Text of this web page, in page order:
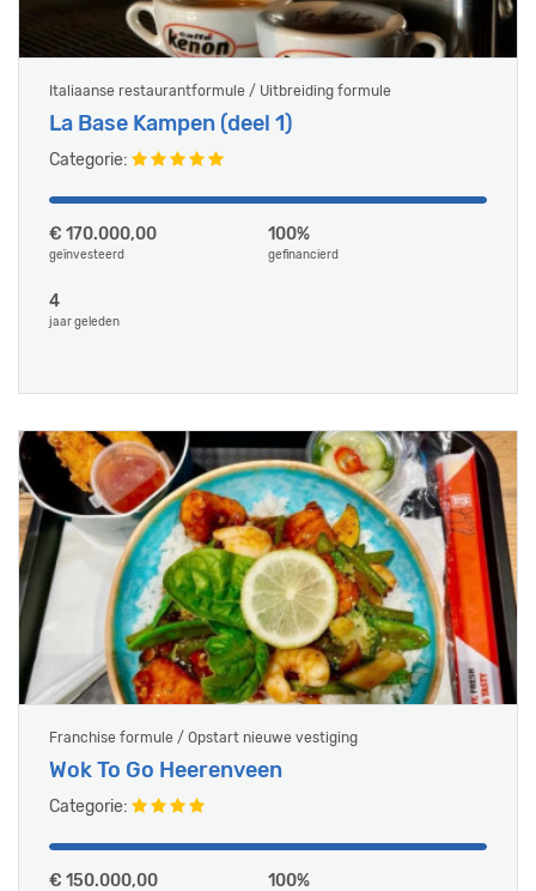
Italiaanse restaurantformule / Uitbreiding formule
La Base Kampen (deel 1)
Categorie:
€ 170.000,00
geïnvesteerd
100%
gefinancierd
4
jaar geleden
Franchise formule / Opstart nieuwe vestiging
Wok To Go Heerenveen
Categorie:
€ 150.000,00 100%